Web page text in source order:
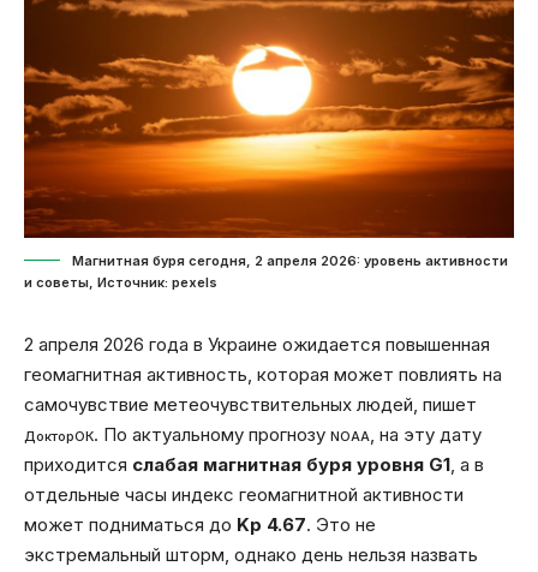
Магнитная буря сегодня, 2 апреля 2026: уровень активности
и советы, Источник: pexels
2 апреля 2026 года в Украине ожидается повышенная
геомагнитная активность, которая может повлиять на
самочувствие метеочувствительных людей, пишет
ДокторОК. По актуальному прогнозу NOAA, на эту дату
приходится слабая магнитная буря уровня G1, а в
отдельные часы индекс геомагнитной активности
может подниматься до Kp 4.67. Это не
экстремальный шторм, однако день нельзя назвать